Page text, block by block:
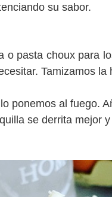
su sabor.
o pasta choux para
Tamizamos la
ponemos al fuego.
se derrita mejor